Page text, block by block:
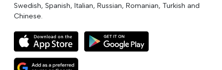
Swedish, Spanish, Italian, Russian, Romanian, Turkish and
Chinese.